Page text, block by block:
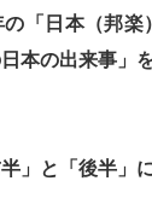
の「日本（邦
本の出来事」
」と「後半」